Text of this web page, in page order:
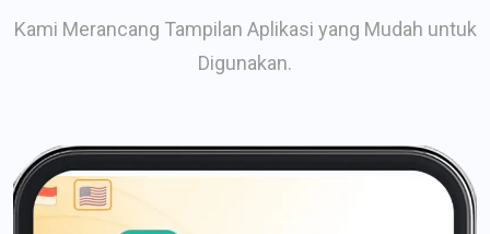
Kami Merancang Tampilan Aplikasi yang Mudah untuk
Digunakan.